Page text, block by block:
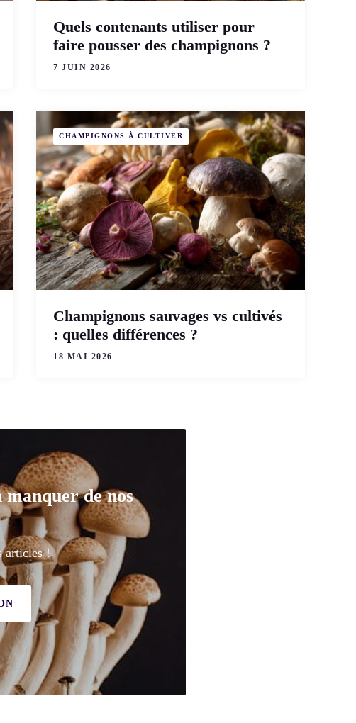
Quels contenants utiliser pour
faire pousser des champignons ?
7 JUIN 2026
CHAMPIGNONS À CULTIVER
Champignons sauvages vs cultivés
: quelles différences ?
18 MAI 2026
de nos
articles !